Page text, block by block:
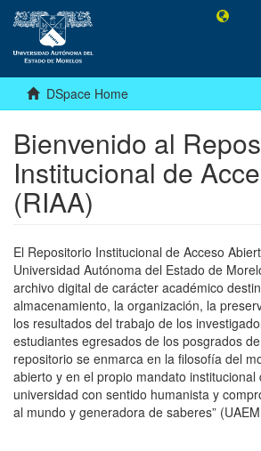
DSpace Home
Bienvenido al
Institucional de
(RIAA)
El Repositorio Institucional de Acceso
Universidad Autónoma del Estado de
archivo digital de carácter académico
almacenamiento, la organización, la
los resultados del trabajo de los
estudiantes egresados de los posgrados
repositorio se enmarca en la filosofía del
abierto y en el propio mandato institucional
universidad con sentido humanista y
al mundo y generadora de saberes”